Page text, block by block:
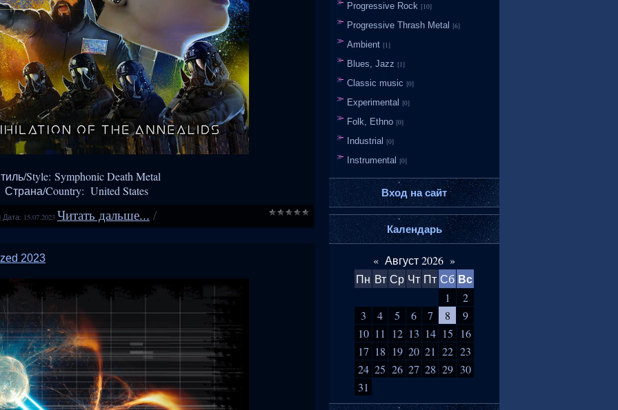
Style: Symphonic Death Metal
Страна/Country: United States
Дата: 15.07.2023 Читать дальше... /
2023
Progressive Rock [10]
Progressive Thrash Metal [6]
Ambient [1]
Blues, Jazz [1]
Classic music [0]
Experimental [0]
Folk, Ethno [0]
Industrial [0]
Instrumental [0]
Вход на сайт
Календарь
« Август 2026 »
Пн Вт Ср Чт Пт Сб Вс
1
2
3
4 5 6 7 8
9
10 11 12 13 14 15
16
17 18 19 20 21 22 23
24 25 26 27 28 29 30
31